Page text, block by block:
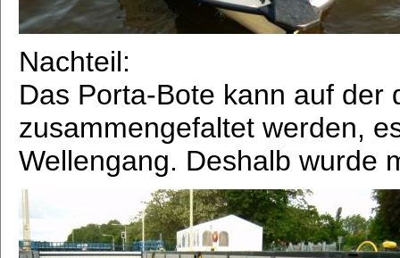
Nachteil:
Das Porta-Bote kann auf der
zusammengefaltet werden,
Wellengang. Deshalb wurde